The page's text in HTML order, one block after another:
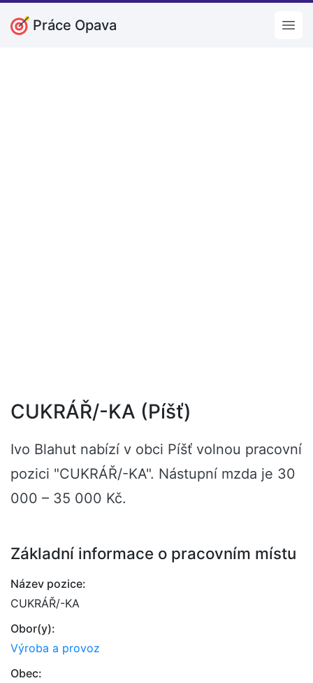
Práce Opava
CUKRÁŘ/-KA (Píšť)
Ivo Blahut nabízí v obci Píšť volnou pracovní
pozici "CUKRÁŘ/-KA". Nástupní mzda je 30
000 – 35 000 Kč.
Základní informace o pracovním místu
Název pozice:
CUKRÁŘ/-KA
Obor(y):
Výroba a provoz
Obec: